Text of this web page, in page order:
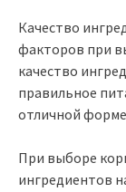
Качество
факторов при
качество
правильное
отличной
При выборе
ингредиентов